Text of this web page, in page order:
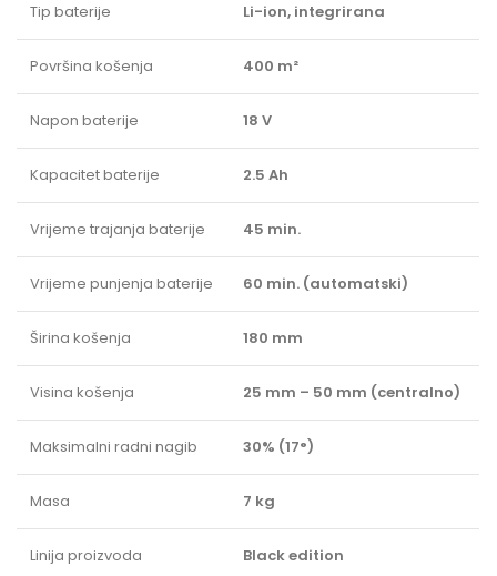
Tip baterije Li-ion, integrirana
Površina košenja 400 m²
Napon baterije 18 V
Kapacitet baterije 2.5 Ah
Vrijeme trajanja baterije 45 min.
Vrijeme punjenja baterije 60 min. (automatski)
Širina košenja 180 mm
Visina košenja 25 mm – 50 mm (centralno)
Maksimalni radni nagib 30% (17°)
Masa 7 kg
Linija proizvoda Black edition